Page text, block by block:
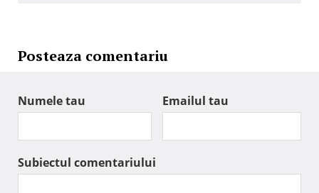
Posteaza comentariu
Numele tau Emailul tau
Subiectul comentariului